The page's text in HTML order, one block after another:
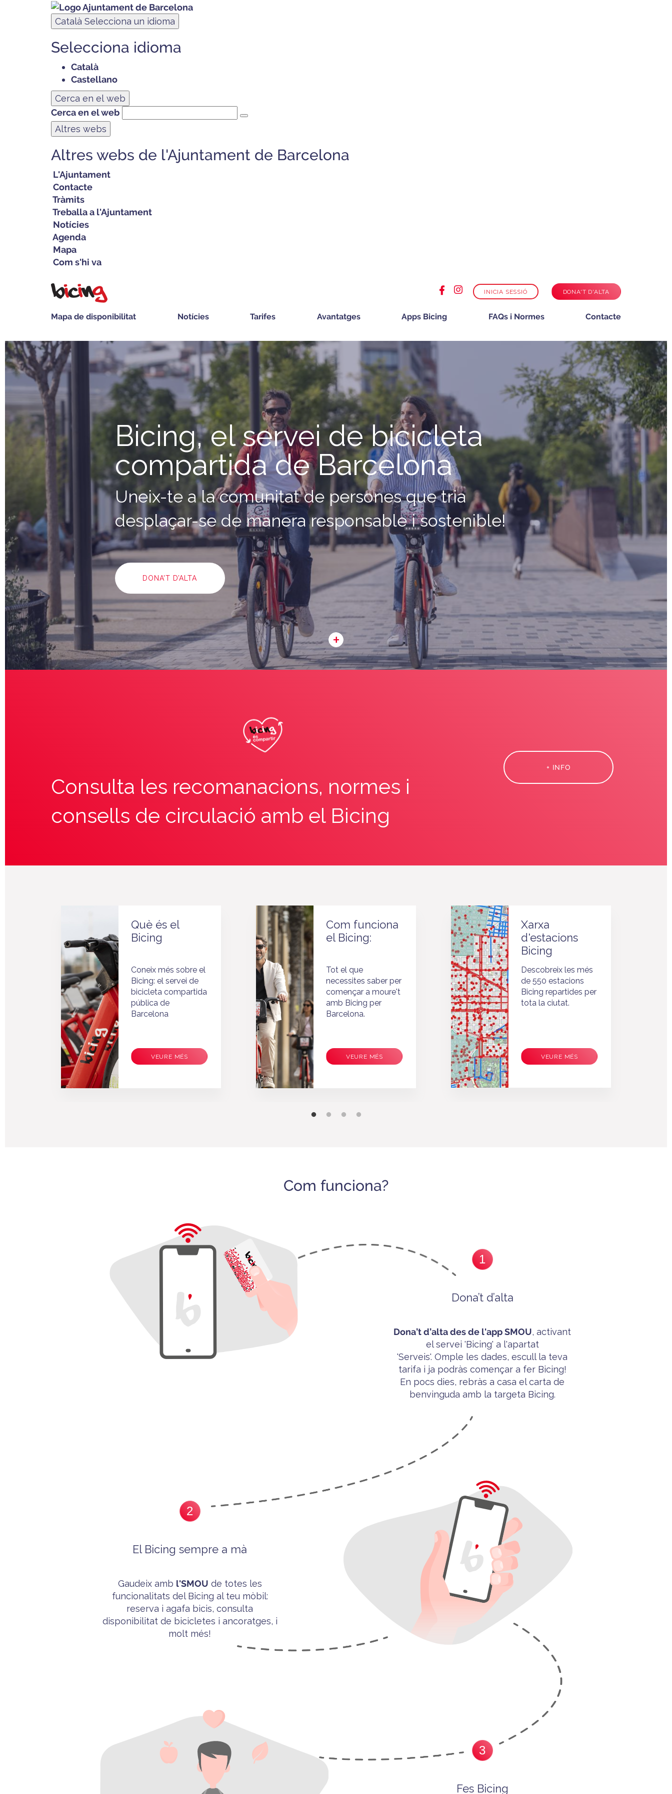
Català Selecciona un idioma
Selecciona idioma
Català
Castellano
Cerca en el web
Cerca en el web
Altres webs
Altres webs de l'Ajuntament de Barcelona
L'Ajuntament
Contacte
Tràmits
Treballa a l'Ajuntament
Notícies
Agenda
Mapa
Com s'hi va
INICIA SESSIÓ DONA'T D'ALTA
principal
Mapa de disponibilitat Notícies Tarifes Avantatges Apps Bicing FAQs i Normes Contacte
Bicing, el servei de bicicleta
compartida de Barcelona
Uneix-te a la comunitat de persones que tria
desplaçar-se de manera responsable i sostenible!
DONA'T D’ALTA
+
Consulta les recomanacions, normes i
consells de circulació amb el Bicing
+ INFO
Què és el
Bicing
Coneix més sobre el
Bicing: el servei de
bicicleta compartida
pública de
Barcelona
VEURE MÉS
Com funciona
el Bicing:
Tot el que
necessites saber per
començar a moure't
amb Bicing per
Barcelona.
VEURE MÉS
Xarxa
d'estacions
Bicing
Descobreix les més
de 550 estacions
Bicing repartides per
tota la ciutat.
VEURE MÉS
Com funciona?
1
Dona’t d’alta
Dona’td’alta des de l'app SMOU, activant
el servei 'Bicing' a l'apartat
'Serveis'. Omple les dades, escull la teva
tarifa i ja podràs començar a fer Bicing!
En pocs dies, rebràs a casa el carta de
benvinguda amb la targeta Bicing.
2
El Bicing sempre a mà
Gaudeix amb l'SMOU de totes les
funcionalitats del Bicing al teu mòbil:
reserva i agafa bicis, consulta
disponibilitat de bicicletes i ancoratges, i
molt més!
3
Fes Bicing